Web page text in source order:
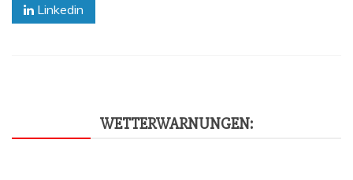
Linkedin
WET­TER­WAR­NUN­GEN: